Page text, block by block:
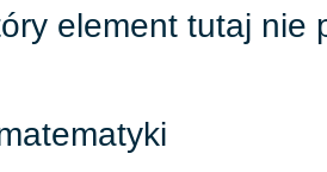
element tutaj nie